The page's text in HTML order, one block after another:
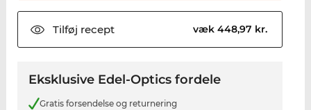
Tilføj recept væk 448,97 kr.
Eksklusive Edel-Optics fordele
Gratis forsendelse og returnering